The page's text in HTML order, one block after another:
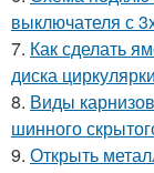
выключателя с
7. Как сделать
диска
8. Виды
шинного
9. Открыть